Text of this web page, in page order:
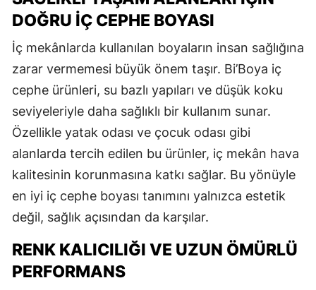
DOĞRU İÇ CEPHE BOYASI
İç mekânlarda kullanılan boyaların insan sağlığına
zarar vermemesi büyük önem taşır. Bi’Boya iç
cephe ürünleri, su bazlı yapıları ve düşük koku
seviyeleriyle daha sağlıklı bir kullanım sunar.
Özellikle yatak odası ve çocuk odası gibi
alanlarda tercih edilen bu ürünler, iç mekân hava
kalitesinin korunmasına katkı sağlar. Bu yönüyle
en iyi iç cephe boyası tanımını yalnızca estetik
değil, sağlık açısından da karşılar.
RENK KALICILIĞI VE UZUN ÖMÜRLÜ
PERFORMANS